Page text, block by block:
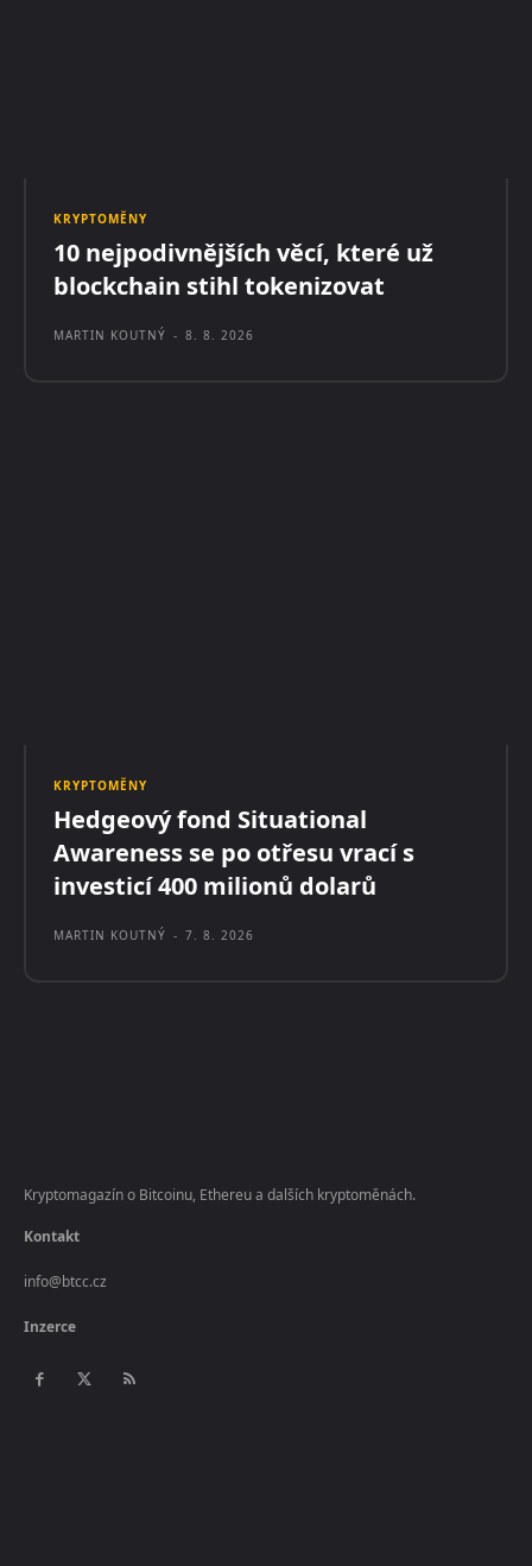
KRYPTOMĚNY
10 nejpodivnějších věcí, které už
blockchain stihl tokenizovat
MARTIN KOUTNÝ - 8. 8. 2026
KRYPTOMĚNY
Hedgeový fond Situational
Awareness se po otřesu vrací s
investicí 400 milionů dolarů
MARTIN KOUTNÝ - 7. 8. 2026
Kryptomagazín o Bitcoinu, Ethereu a dalších kryptoměnách.
Kontakt
info@btcc.cz
Inzerce